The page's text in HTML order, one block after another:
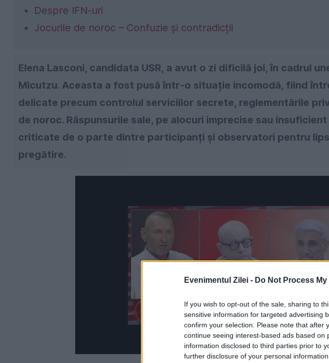
Evenimentul Zilei - Do Not Process
If you wish to opt-out of the sale, sharing to
sensitive information for targeted advertising
confirm your selection. Please note that after
continue seeing interest-based ads based
information disclosed to third parties prior to
further disclosure of your personal
Despre IFN-uri
Jocurile de noroc – Confuzie și contradicții
Elena Lasconi, candidata USR, a avut o zi dificilă joi, în cadrul
Micutzu. Aceasta a fost pusă într-o situație incomodă, fiind
delicate precum controlul serviciilor secrete, reglementările
de noroc. Răspunsurile sale, pe alocuri imprecise sau
criticate de o parte dintre participanți și observatori pentru
pregătire.